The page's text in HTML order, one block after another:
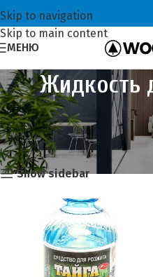
Skip to navigation
Skip to main content
МЕНЮ
Жидкость
Главная Хозтовары
Всё
Жидкость для розжига
Showing all 3 results
Show sidebar